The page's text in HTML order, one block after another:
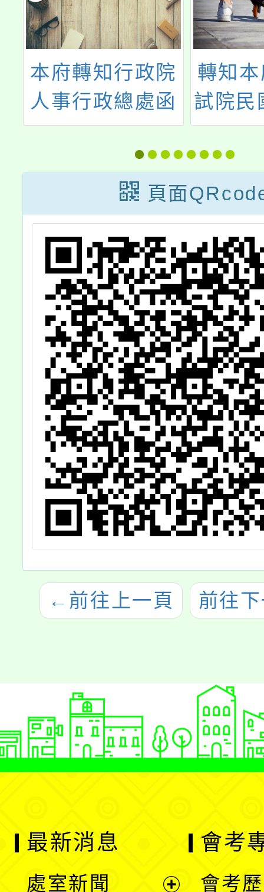
本府轉知行政院
人事行政總處函
以，為積極鼓勵
公務同仁勇於任
事、創新服務，
各機關執行重大
專案著有績效
者，得依行政院
及所屬機關(構)
執行重大專案獎
勵要點規定核予
獎勵
轉知
試院民
月19
之公
法施
條、
條文
明及
頁面
← 前往上一頁 前往
最新消息
處室新聞
會考
會考